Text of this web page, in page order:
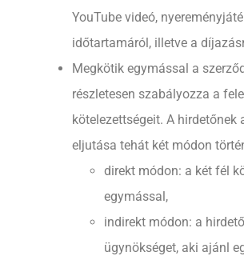
YouTube videó,
időtartamáról, illetve a
Megkötik egymással a
részletesen szabályozza a
kötelezettségeit. A hirdetőnek
eljutása tehát két módon
direkt módon: a két fél
egymással,
indirekt módon: a
ügynökséget, aki ajánl